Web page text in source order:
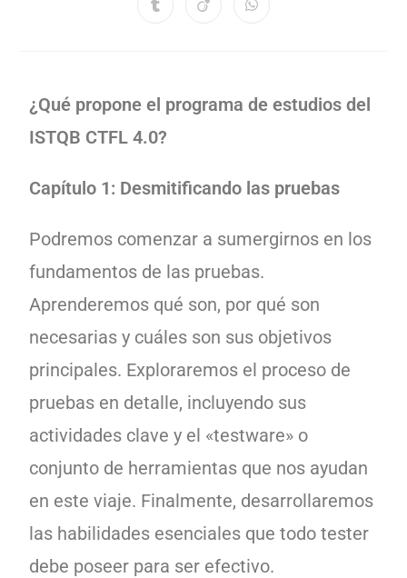
¿Qué propone el programa de estudios del
ISTQB CTFL 4.0?
Capítulo 1: Desmitificando las pruebas
Podremos comenzar a sumergirnos en los
fundamentos de las pruebas.
Aprenderemos qué son, por qué son
necesarias y cuáles son sus objetivos
principales. Exploraremos el proceso de
pruebas en detalle, incluyendo sus
actividades clave y el «testware» o
conjunto de herramientas que nos ayudan
en este viaje. Finalmente, desarrollaremos
las habilidades esenciales que todo tester
debe poseer para ser efectivo.